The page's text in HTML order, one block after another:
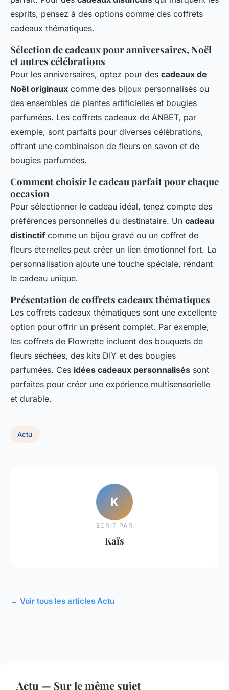
esprits, pensez à des options comme des coffrets
cadeaux thématiques.
Sélection de cadeaux pour anniversaires, Noël
et autres célébrations
Pour les anniversaires, optez pour des cadeaux de
Noël originaux comme des bijoux personnalisés ou
des ensembles de plantes artificielles et bougies
parfumées. Les coffrets cadeaux de ANBET, par
exemple, sont parfaits pour diverses célébrations,
offrant une combinaison de fleurs en savon et de
bougies parfumées.
Comment choisir le cadeau parfait pour chaque
occasion
Pour sélectionner le cadeau idéal, tenez compte des
préférences personnelles du destinataire. Un cadeau
distinctif comme un bijou gravé ou un coffret de
fleurs éternelles peut créer un lien émotionnel fort. La
personnalisation ajoute une touche spéciale, rendant
le cadeau unique.
Présentation de coffrets cadeaux thématiques
Les coffrets cadeaux thématiques sont une excellente
option pour offrir un présent complet. Par exemple,
les coffrets de Flowrette incluent des bouquets de
fleurs séchées, des kits DIY et des bougies
parfumées. Ces idées cadeaux personnalisés sont
parfaites pour créer une expérience multisensorielle
et durable.
Actu
K
ECRIT PAR
Kaïs
← Voir tous les articles Actu
Actu — Sur le même sujet